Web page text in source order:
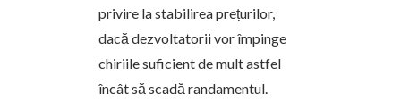
privire la stabilirea prețurilor,
dacă dezvoltatorii vor împinge
chiriile suficient de mult astfel
încât să scadă randamentul.